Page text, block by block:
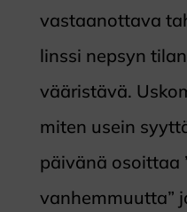
vastaanottava
linssi nepsyn
vääristävä.
miten usein
päivänä osoittaa
vanhemmuutta”